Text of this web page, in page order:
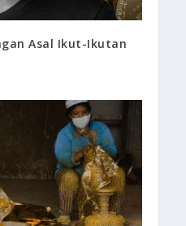
Asal Ikut-Ikutan